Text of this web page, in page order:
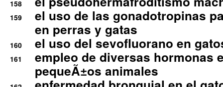
158
159
el uso de las gonadotropinas
en perras y gatas
160 el uso del sevofluorano en
161
empleo de diversas hormonas
pequeÃ±os animales